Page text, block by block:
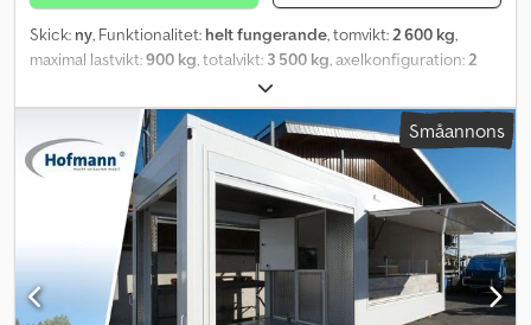
Skick: ny, Funktionalitet: helt fungerande, tomvikt:2 600 kg,
maximal lastvikt:900 kg, totalvikt: 3 500 kg, axelkonfiguration:2
, Personbilssläp med twist lock-
låsningar för 20 fots container. LED-belysning, hjul 155 R12C 5x112,
tandemaxel, högsta tillåtna totalvikt 3 500 kg, egenvikt ca 650–
700 kg, varmförzinkad, 4 st. vevbara stödben,
registreringsskyltshållare. Inkluderar dokument för registrering,
100 km/h-registrering möjlig! Träskiva möjlig mot tillägg! Ny 20 fots
kontorscontainer (Containex) Yttersfärg: RAL 9010 renvit
Gaffelfickor Väggisolering mineralull 60 mm Takisolering
mineralull 100 mm Golvisolering mineralull 100 mm Invändig
containhöjd 2 540 mm 1 st 2 kW konvektor 2 st LED armaturer på
Småannons